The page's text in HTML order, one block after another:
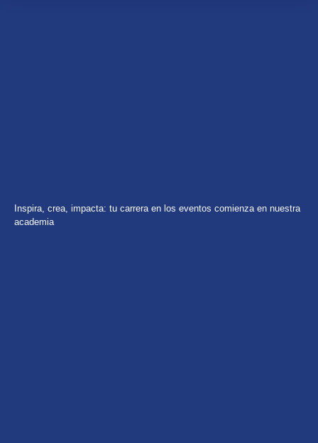
Inspira, crea, impacta: tu carrera en los eventos comienza en nuestra
academia